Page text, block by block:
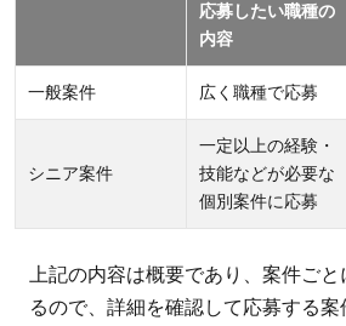
応募したい職種の
内容
一般案件 広く職種で応募
シニア案件
一定以上の経験・
技能などが必要な
個別案件に応募
上記の内容は概要であり、案件ごと
るので、詳細を確認して応募する案